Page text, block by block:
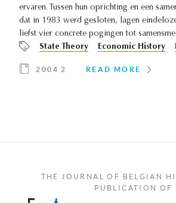
ervaren. Tussen hun oprichting en een
dat in 1983 werd gesloten, lagen
liefst vier concrete pogingen tot
State Theory
Economic History
2004 2 READ MORE
THE JOURNAL OF BELGIAN
PUBLICATION OF